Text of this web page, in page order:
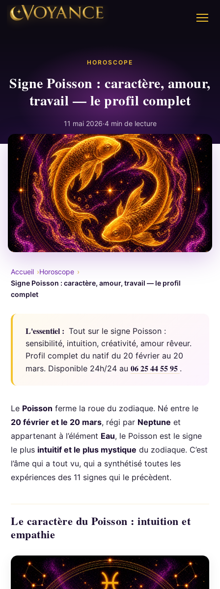
HOROSCOPE
Signe Poisson : caractère, amour,
travail — le profil complet
11 mai 2026·4 min de lecture
Accueil
Horoscope
Signe Poisson : caractère, amour, travail — le profil
complet
L'essentiel : Tout sur le signe Poisson :
sensibilité, intuition, créativité, amour rêveur.
Profil complet du natif du 20 février au 20
mars. Disponible 24h/24 au 06 25 44 55 95 .
Le Poisson ferme la roue du zodiaque. Né entre le
20 février et le 20 mars, régi par Neptune et
appartenant à l’élément Eau, le Poisson est le signe
le plus intuitif et le plus mystique du zodiaque. C’est
l’âme qui a tout vu, qui a synthétisé toutes les
expériences des 11 signes qui le précèdent.
Le caractère du Poisson : intuition et
empathie